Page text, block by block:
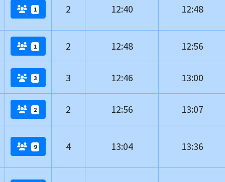
1 2 12:40 12:48
1 2 12:48 12:56
3 3 12:46 13:00
2 2 12:56 13:07
9 4 13:04 13:36